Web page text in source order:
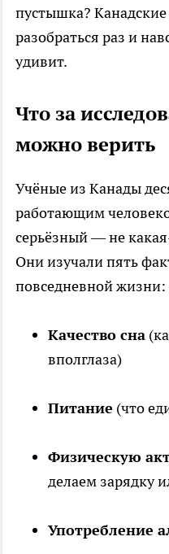
пустышка?
разобраться раз и
удивит.
Что за
можно верить
Учёные из Канады
работающим
серьёзный — не
Они изучали пять
повседневной жизни:
Качество сна
вполглаза)
Питание (что
Физическую
делаем зарядку
Употребление